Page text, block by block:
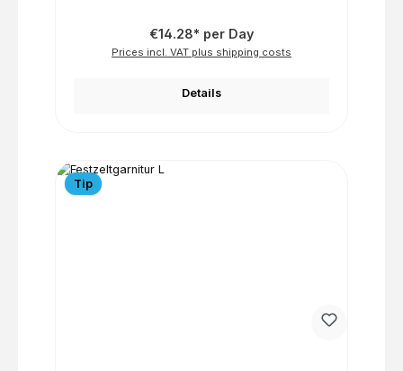
€14.28* per Day
Prices incl. VAT plus shipping costs
Details
Tip